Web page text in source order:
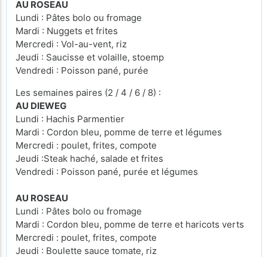
AU ROSEAU
Lundi : Pâtes bolo ou fromage
Mardi : Nuggets et frites
Mercredi : Vol-au-vent, riz
Jeudi : Saucisse et volaille, stoemp
Vendredi : Poisson pané, purée
Les semaines paires (2 / 4 / 6 / 8) :
AU DIEWEG
Lundi : Hachis Parmentier
Mardi : Cordon bleu, pomme de terre et légumes
Mercredi : poulet, frites, compote
Jeudi :Steak haché, salade et frites
Vendredi : Poisson pané, purée et légumes
AU ROSEAU
Lundi : Pâtes bolo ou fromage
Mardi : Cordon bleu, pomme de terre et haricots verts
Mercredi : poulet, frites, compote
Jeudi : Boulette sauce tomate, riz